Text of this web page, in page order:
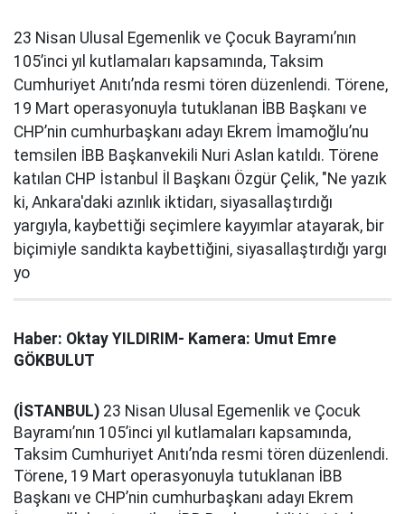
23 Nisan Ulusal Egemenlik ve Çocuk Bayramı’nın
105’inci yıl kutlamaları kapsamında, Taksim
Cumhuriyet Anıtı’nda resmi tören düzenlendi. Törene,
19 Mart operasyonuyla tutuklanan İBB Başkanı ve
CHP’nin cumhurbaşkanı adayı Ekrem İmamoğlu’nu
temsilen İBB Başkanvekili Nuri Aslan katıldı. Törene
katılan CHP İstanbul İl Başkanı Özgür Çelik, "Ne yazık
ki, Ankara'daki azınlık iktidarı, siyasallaştırdığı
yargıyla, kaybettiği seçimlere kayyımlar atayarak, bir
biçimiyle sandıkta kaybettiğini, siyasallaştırdığı yargı
yo
Haber: Oktay YILDIRIM- Kamera: Umut Emre
GÖKBULUT
(İSTANBUL) 23 Nisan Ulusal Egemenlik ve Çocuk
Bayramı’nın 105’inci yıl kutlamaları kapsamında,
Taksim Cumhuriyet Anıtı’nda resmi tören düzenlendi.
Törene, 19 Mart operasyonuyla tutuklanan İBB
Başkanı ve CHP’nin cumhurbaşkanı adayı Ekrem